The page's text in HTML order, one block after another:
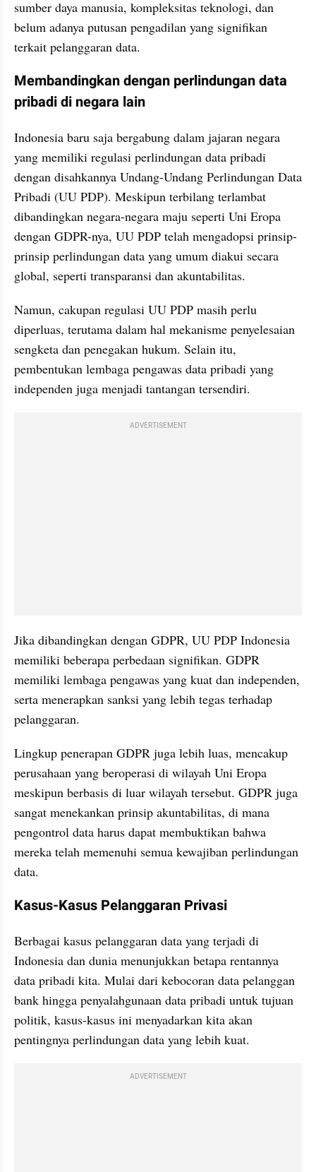
sumber daya manusia, kompleksitas teknologi, dan
belum adanya putusan pengadilan yang signifikan
terkait pelanggaran data.
Membandingkan dengan perlindungan data
pribadi di negara lain
Indonesia baru saja bergabung dalam jajaran negara
yang memiliki regulasi perlindungan data pribadi
dengan disahkannya Undang-Undang Perlindungan Data
Pribadi (UU PDP). Meskipun terbilang terlambat
dibandingkan negara-negara maju seperti Uni Eropa
dengan GDPR-nya, UU PDP telah mengadopsi prinsip-
prinsip perlindungan data yang umum diakui secara
global, seperti transparansi dan akuntabilitas.
Namun, cakupan regulasi UU PDP masih perlu
diperluas, terutama dalam hal mekanisme penyelesaian
sengketa dan penegakan hukum. Selain itu,
pembentukan lembaga pengawas data pribadi yang
independen juga menjadi tantangan tersendiri.
ADVERTISEMENT
Jika dibandingkan dengan GDPR, UU PDP Indonesia
memiliki beberapa perbedaan signifikan. GDPR
memiliki lembaga pengawas yang kuat dan independen,
serta menerapkan sanksi yang lebih tegas terhadap
pelanggaran.
Lingkup penerapan GDPR juga lebih luas, mencakup
perusahaan yang beroperasi di wilayah Uni Eropa
meskipun berbasis di luar wilayah tersebut. GDPR juga
sangat menekankan prinsip akuntabilitas, di mana
pengontrol data harus dapat membuktikan bahwa
mereka telah memenuhi semua kewajiban perlindungan
data.
Kasus-Kasus Pelanggaran Privasi
Berbagai kasus pelanggaran data yang terjadi di
Indonesia dan dunia menunjukkan betapa rentannya
data pribadi kita. Mulai dari kebocoran data pelanggan
bank hingga penyalahgunaan data pribadi untuk tujuan
politik, kasus-kasus ini menyadarkan kita akan
pentingnya perlindungan data yang lebih kuat.
ADVERTISEMENT